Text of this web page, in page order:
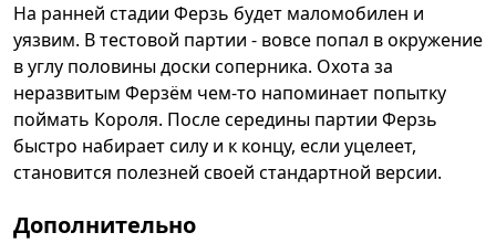
На ранней стадии Ферзь будет маломобилен и
уязвим. В тестовой партии - вовсе попал в окружение
в углу половины доски соперника. Охота за
неразвитым Ферзём чем-то напоминает попытку
поймать Короля. После середины партии Ферзь
быстро набирает силу и к концу, если уцелеет,
становится полезней своей стандартной версии.
Дополнительно